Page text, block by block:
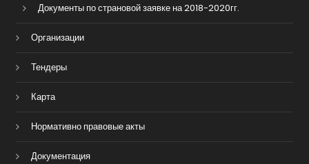
Документы по страновой заявке на 2018-2020гг.
Организации
Тендеры
Карта
Нормативно правовые акты
Документация